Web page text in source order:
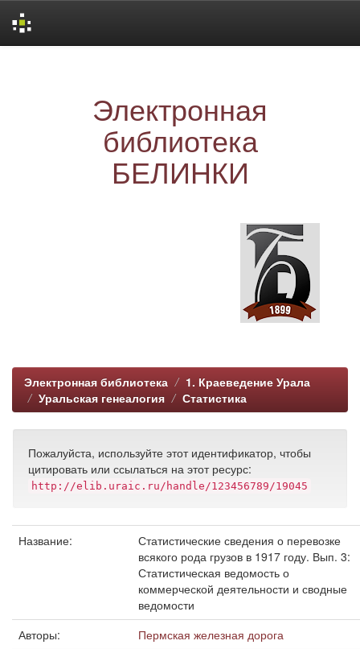
Электронная
библиотека
БЕЛИНКИ
Электронная библиотека
1. Краеведение Урала
Уральская генеалогия
Статистика
Пожалуйста, используйте этот идентификатор, чтобы
цитировать или ссылаться на этот ресурс:
http://elib.uraic.ru/handle/123456789/19045
Название:
Статистические сведения о перевозке
всякого рода грузов в 1917 году. Вып. 3:
Статистическая ведомость о
коммерческой деятельности и сводные
ведомости
Авторы:
Пермская железная дорога